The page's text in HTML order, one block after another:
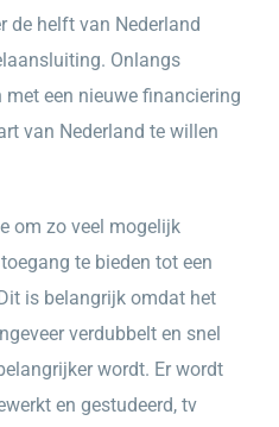
de helft van Nederland
Onlangs
met een nieuwe financiering
van Nederland te willen
om zo veel mogelijk
te bieden tot een
is belangrijk omdat het
verdubbelt en snel
wordt. Er wordt
en gestudeerd, tv